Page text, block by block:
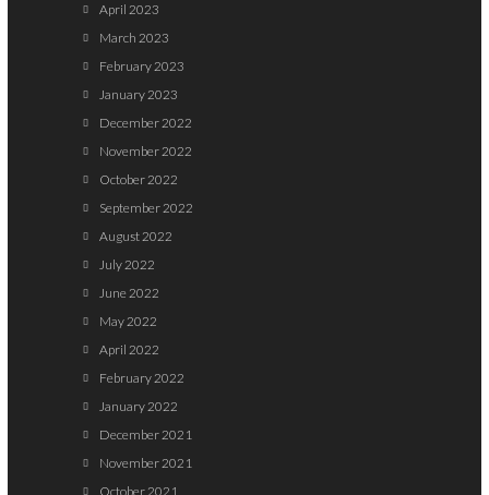
April 2023
March 2023
February 2023
January 2023
December 2022
November 2022
October 2022
September 2022
August 2022
July 2022
June 2022
May 2022
April 2022
February 2022
January 2022
December 2021
November 2021
October 2021